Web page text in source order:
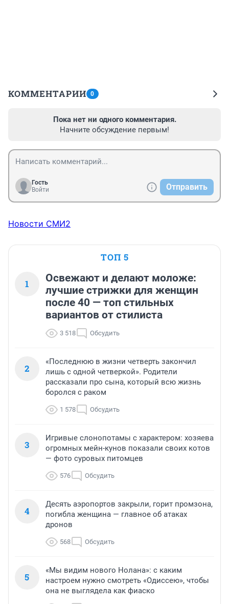
КОММЕНТАРИИ 0
Пока нет ни одного комментария.
Начните обсуждение первым!
Гость
Войти
Отправить
Новости СМИ2
ТОП 5
1
Освежают и делают моложе:
лучшие стрижки для женщин
после 40 — топ стильных
вариантов от стилиста
3 518 Обсудить
2
«Последнюю в жизни четверть закончил
лишь с одной четверкой». Родители
рассказали про сына, который всю жизнь
боролся с раком
1 578 Обсудить
3
Игривые слонопотамы с характером: хозяева
огромных мейн-кунов показали своих котов
— фото суровых питомцев
576 Обсудить
4
Десять аэропортов закрыли, горит промзона,
погибла женщина — главное об атаках
дронов
568 Обсудить
5
«Мы видим нового Нолана»: с каким
настроем нужно смотреть «Одиссею», чтобы
она не выглядела как фиаско